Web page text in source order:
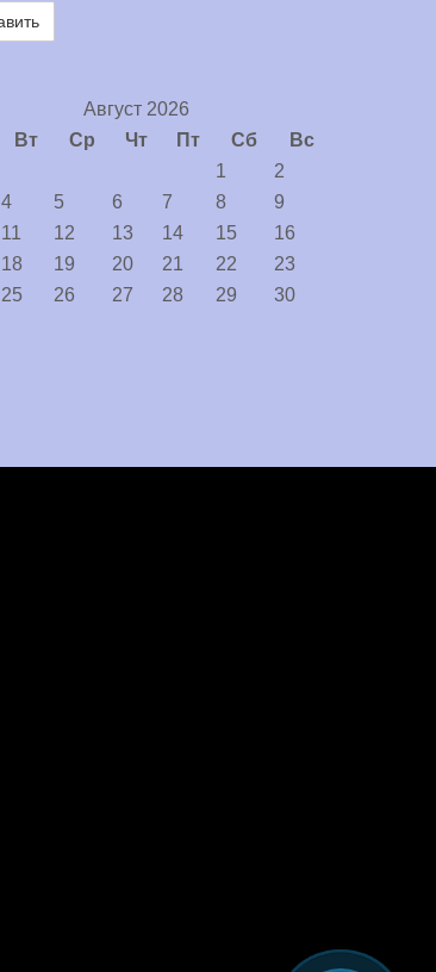
Август 2026
Вт Ср Чт Пт Сб
Вс
1
2
4 5 6 7 8
9
11 12 13 14 15
16
18 19 20 21 22
23
25 26 27 28 29
30